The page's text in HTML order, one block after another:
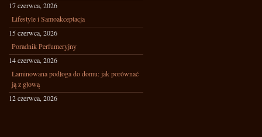
17 czerwca, 2026
Lifestyle i Samoakceptacja
15 czerwca, 2026
Poradnik Perfumeryjny
14 czerwca, 2026
Laminowana podłoga do domu: jak porównać
ją z głową
12 czerwca, 2026